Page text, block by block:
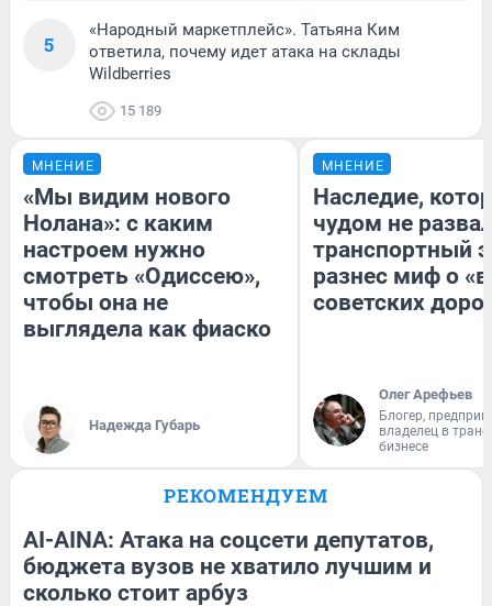
5
«Народный маркетплейс». Татьяна Ким
ответила, почему идет атака на склады
Wildberries
15 189
МНЕНИЕ
«Мы видим нового
Нолана»: с каким
настроем нужно
смотреть «Одиссею»,
чтобы она не
выглядела как фиаско
Надежда Губарь
МНЕНИЕ
Наследие,
чудом не
транспортный
разнес миф о
советских
Олег Арефьев
Блогер,
владелец в
бизнесе
РЕКОМЕНДУЕМ
AI-AINA: Атака на соцсети депутатов,
бюджета вузов не хватило лучшим и
сколько стоит арбуз